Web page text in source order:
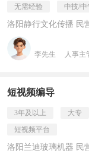
无需经验 中技/中
洛阳静行文化传播 民
李先生 人事主
短视频编导
3年及以上 大专
短视频平台
洛阳兰迪玻璃机器 民